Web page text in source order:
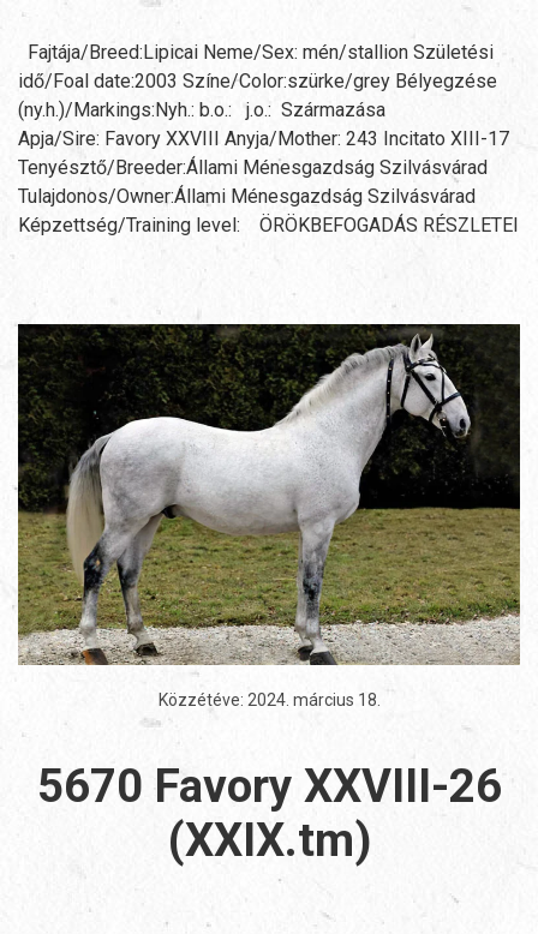
Fajtája/Breed:Lipicai Neme/Sex: mén/stallion Születési
idő/Foal date:2003 Színe/Color:szürke/grey Bélyegzése
(ny.h.)/Markings:Nyh.: b.o.: j.o.: Származása
Apja/Sire: Favory XXVIII Anyja/Mother: 243 Incitato XIII-17
Tenyésztő/Breeder:Állami Ménesgazdság Szilvásvárad
Tulajdonos/Owner:Állami Ménesgazdság Szilvásvárad
Képzettség/Training level: ÖRÖKBEFOGADÁS RÉSZLETEI
Közzétéve: 2024. március 18.
5670 Favory XXVIII-26
(XXIX.tm)